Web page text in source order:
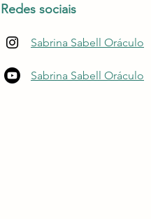
Redes sociais
Sabrina Sabell Oráculo
Sabrina Sabell Oráculo